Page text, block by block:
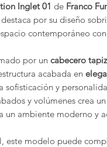
Inglet 01 de Franco
por su diseño
contemporáneo
por uncabecero
acabada en
sofisticación y
y volúmenes crea
un ambiente moderno y
este modelo puede